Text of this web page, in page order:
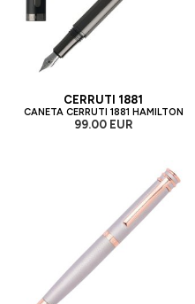
CERRUTI 1881
CANETA CERRUTI 1881 HAMILTON
99.00 EUR